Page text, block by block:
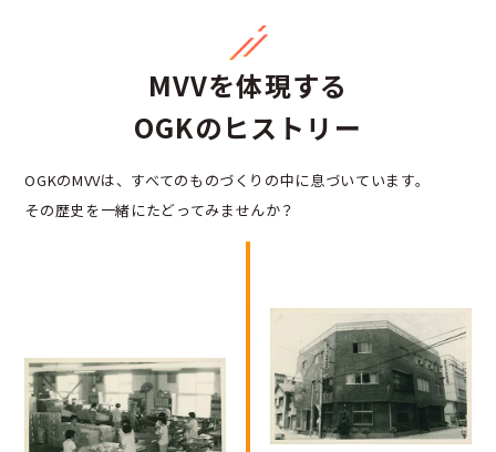
MVVを体現する
OGKのヒストリー
OGKのMVVは、すべてのものづくりの中に息づいています。
その歴史を一緒にたどってみませんか？